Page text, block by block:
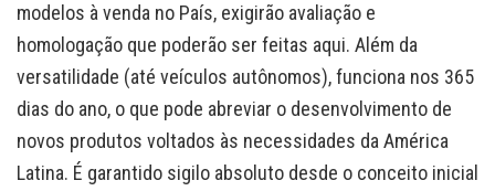
modelos à venda no País, exigirão avaliação e
homologação que poderão ser feitas aqui. Além da
versatilidade (até veículos autônomos), funciona nos 365
dias do ano, o que pode abreviar o desenvolvimento de
novos produtos voltados às necessidades da América
Latina. É garantido sigilo absoluto desde o conceito inicial